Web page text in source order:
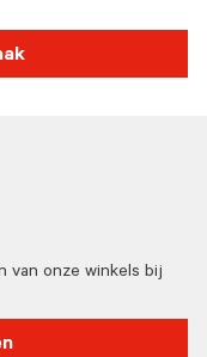
van onze winkels bij